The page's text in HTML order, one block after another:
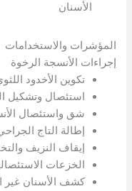
الأسنان
المؤشرات والاستخدامات
إجراءات الأنسجة الرخوة
تكوين الأخدود
استئصال وتشكيل
شق واستئصال
إطالة التاج
إيقاف النزيف
الخزعات
كشف الأسنان غير